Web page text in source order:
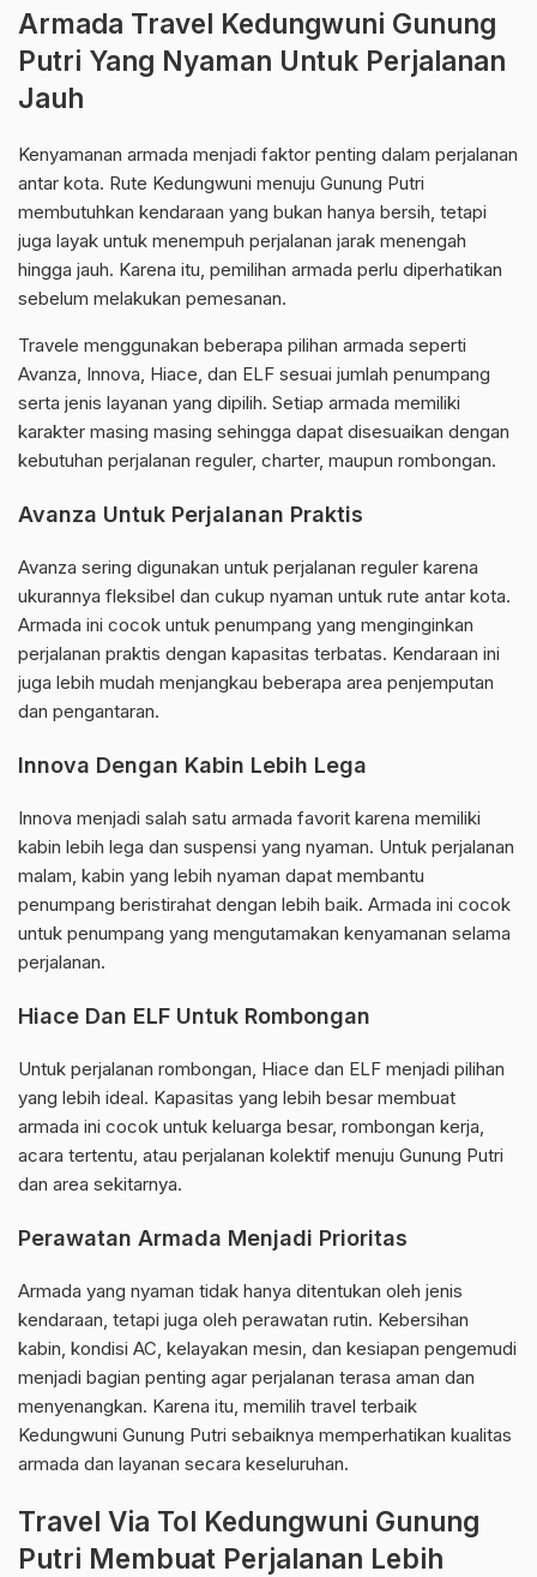
Armada Travel Kedungwuni Gunung
Putri Yang Nyaman Untuk Perjalanan
Jauh
Kenyamanan armada menjadi faktor penting dalam perjalanan
antar kota. Rute Kedungwuni menuju Gunung Putri
membutuhkan kendaraan yang bukan hanya bersih, tetapi
juga layak untuk menempuh perjalanan jarak menengah
hingga jauh. Karena itu, pemilihan armada perlu diperhatikan
sebelum melakukan pemesanan.
Travele menggunakan beberapa pilihan armada seperti
Avanza, Innova, Hiace, dan ELF sesuai jumlah penumpang
serta jenis layanan yang dipilih. Setiap armada memiliki
karakter masing masing sehingga dapat disesuaikan dengan
kebutuhan perjalanan reguler, charter, maupun rombongan.
Avanza Untuk Perjalanan Praktis
Avanza sering digunakan untuk perjalanan reguler karena
ukurannya fleksibel dan cukup nyaman untuk rute antar kota.
Armada ini cocok untuk penumpang yang menginginkan
perjalanan praktis dengan kapasitas terbatas. Kendaraan ini
juga lebih mudah menjangkau beberapa area penjemputan
dan pengantaran.
Innova Dengan Kabin Lebih Lega
Innova menjadi salah satu armada favorit karena memiliki
kabin lebih lega dan suspensi yang nyaman. Untuk perjalanan
malam, kabin yang lebih nyaman dapat membantu
penumpang beristirahat dengan lebih baik. Armada ini cocok
untuk penumpang yang mengutamakan kenyamanan selama
perjalanan.
Hiace Dan ELF Untuk Rombongan
Untuk perjalanan rombongan, Hiace dan ELF menjadi pilihan
yang lebih ideal. Kapasitas yang lebih besar membuat
armada ini cocok untuk keluarga besar, rombongan kerja,
acara tertentu, atau perjalanan kolektif menuju Gunung Putri
dan area sekitarnya.
Perawatan Armada Menjadi Prioritas
Armada yang nyaman tidak hanya ditentukan oleh jenis
kendaraan, tetapi juga oleh perawatan rutin. Kebersihan
kabin, kondisi AC, kelayakan mesin, dan kesiapan pengemudi
menjadi bagian penting agar perjalanan terasa aman dan
menyenangkan. Karena itu, memilih travel terbaik
Kedungwuni Gunung Putri sebaiknya memperhatikan kualitas
armada dan layanan secara keseluruhan.
Travel Via Tol Kedungwuni Gunung
Putri Membuat Perjalanan Lebih